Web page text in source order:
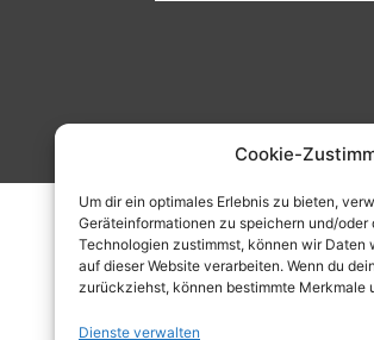
Cookie-
Um dir ein optimales Erlebnis zu bieten,
Geräteinformationen zu speichern und/oder
Technologien zustimmst, können wir
auf dieser Website verarbeiten. Wenn du
zurückziehst, können bestimmte
Dienste verwalten